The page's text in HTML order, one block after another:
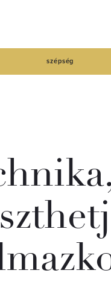
szépség